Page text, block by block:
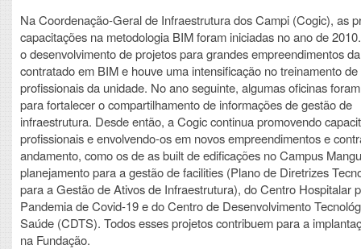
Na Coordenação-Geral de Infraestrutura dos Campi (Cogic), as
capacitações na metodologia BIM foram iniciadas no ano de
o desenvolvimento de projetos para grandes empreendimentos
contratado em BIM e houve uma intensificação no treinamento de
profissionais da unidade. No ano seguinte, algumas oficinas
para fortalecer o compartilhamento de informações de gestão de
infraestrutura. Desde então, a Cogic continua promovendo
profissionais e envolvendo-os em novos empreendimentos e
andamento, como os de as built de edificações no Campus
planejamento para a gestão de facilities (Plano de Diretrizes
para a Gestão de Ativos de Infraestrutura), do Centro Hospitalar
Pandemia de Covid-19 e do Centro de Desenvolvimento
Saúde (CDTS). Todos esses projetos contribuem para a
na Fundação.